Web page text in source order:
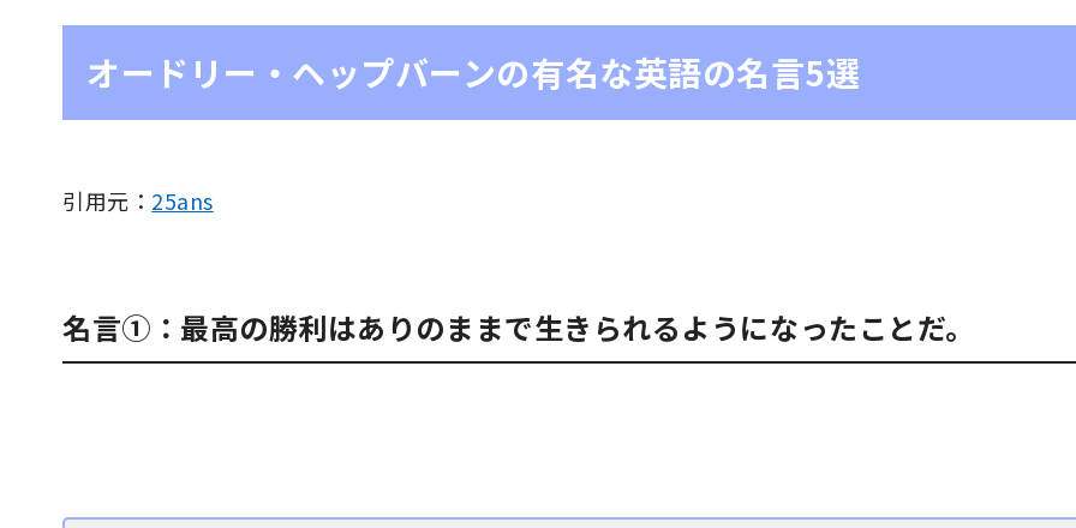
オードリー・ヘップバーンの有名な英語の名言5選
引用元： 25ans
名言①：最高の勝利はありのままで生きられるようになったことだ。